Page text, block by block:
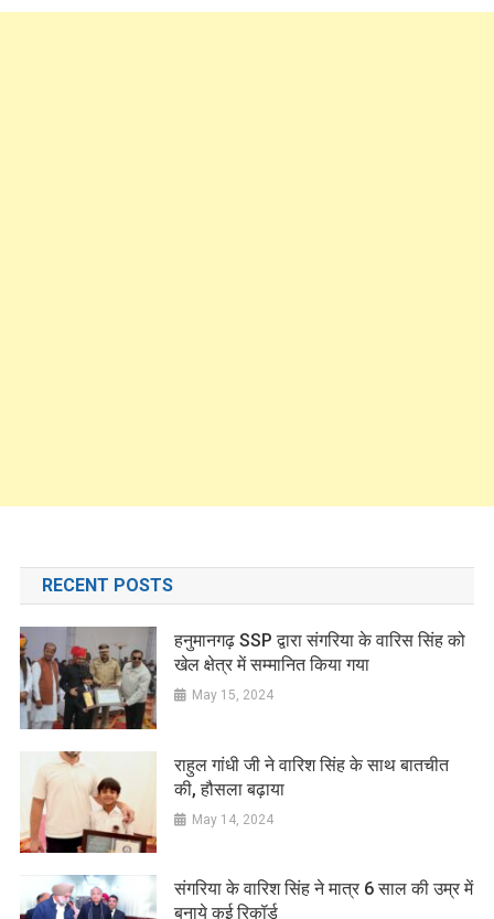
RECENT POSTS
हनुमानगढ़ SSP द्वारा संगरिया के वारिस सिंह को
खेल क्षेत्र में सम्मानित किया गया
May 15, 2024
राहुल गांधी जी ने वारिश सिंह के साथ बातचीत
की, हौसला बढ़ाया
May 14, 2024
संगरिया के वारिश सिंह ने मात्र 6 साल की उम्र में
बनाये कई रिकॉर्ड